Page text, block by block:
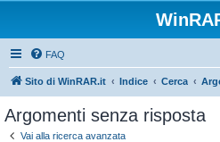
FAQ
Sito di WinRAR.it Indice Cerca
Argomenti senza risposta
Vai alla ricerca avanzata